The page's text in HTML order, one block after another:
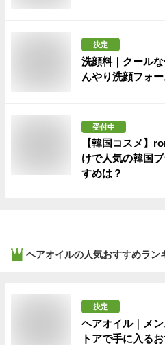
決定
洗顔料｜クール
んやり洗顔フォ
受付中
【韓国コスメ】
けで人気の韓国
すめは？
ヘアオイルの人気おすすめラン
決定
ヘアオイル｜メ
トアで手に入る